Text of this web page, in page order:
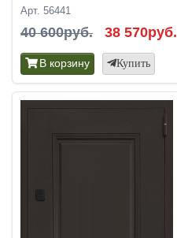
Арт. 56441
40 600руб. 38 570руб.
В корзину Купить